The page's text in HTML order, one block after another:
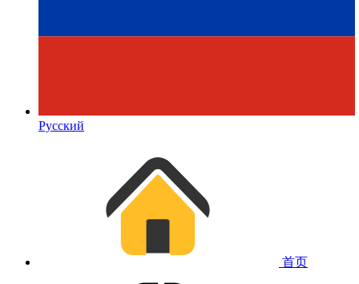
Русский
首页